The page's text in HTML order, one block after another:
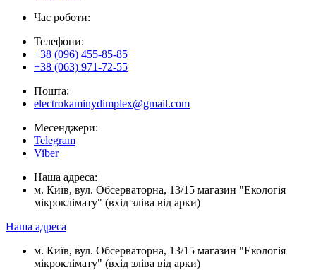
Час роботи:
Телефони:
+38 (096) 455-85-85
+38 (063) 971-72-55
Пошта:
electrokaminydimplex@gmail.com
Месенджери:
Telegram
Viber
Наша адреса:
м. Київ, вул. Обсерваторна, 13/15 магазин "Екологія
мікроклімату" (вхід зліва від арки)
Наша адреса
м. Київ, вул. Обсерваторна, 13/15 магазин "Екологія
мікроклімату" (вхід зліва від арки)